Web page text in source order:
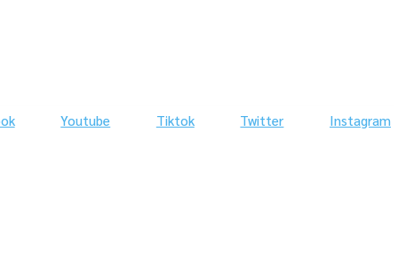
Youtube Tiktok Twitter Instagram